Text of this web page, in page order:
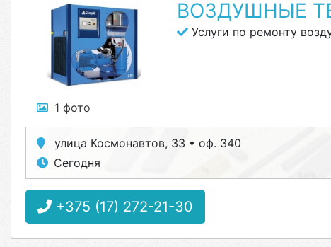
1 фото
ВОЗДУШНЫЕ
Услуги по ремонту
улица Космонавтов, 33 • оф. 340
Сегодня
+375 (17) 272-21-30